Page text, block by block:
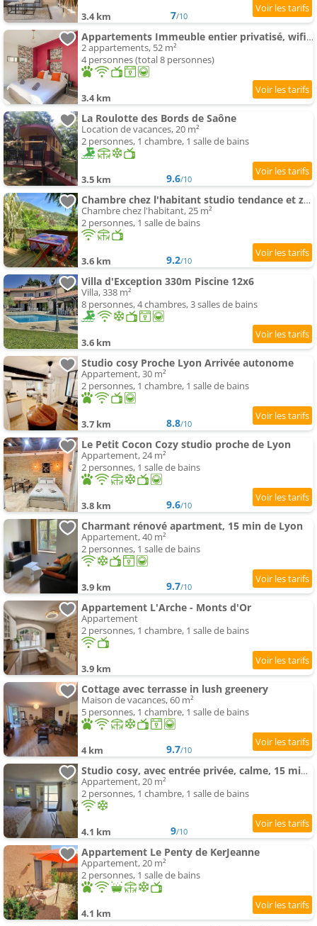
3.4 km 7/10
Appartements Immeuble entier privatisé, wifi haut débit, groupe, famille
2 appartements, 52 m²
4 personnes (total 8 personnes)
3.4 km
La Roulotte des Bords de Saône
Location de vacances, 20 m²
2 personnes, 1 chambre, 1 salle de bains
3.5 km 9.6/10
Chambre chez l'habitant studio tendance et zen
Chambre chez l'habitant, 25 m²
2 personnes, 1 salle de bains
3.6 km 9.2/10
Villa d'Exception 330m Piscine 12x6
Villa, 338 m²
8 personnes, 4 chambres, 3 salles de bains
3.6 km
Studio cosy Proche Lyon Arrivée autonome
Appartement, 30 m²
2 personnes, 1 chambre, 1 salle de bains
3.7 km 8.8/10
Le Petit Cocon Cozy studio proche de Lyon
Appartement, 24 m²
2 personnes, 1 salle de bains
3.8 km 9.6/10
Charmant rénové apartment, 15 min de Lyon
Appartement, 40 m²
2 personnes, 1 salle de bains
3.9 km 9.7/10
Appartement L'Arche - Monts d'Or
Appartement
2 personnes, 1 chambre, 1 salle de bains
3.9 km
Cottage avec terrasse in lush greenery
Maison de vacances, 60 m²
5 personnes, 1 chambre, 1 salle de bains
4 km 9.7/10
Studio cosy, avec entrée privée, calme, 15 min de Lyon, possibilité facture
Appartement, 20 m²
2 personnes, 1 chambre, 1 salle de bains
4.1 km 9/10
Appartement Le Penty de KerJeanne
Appartement, 20 m²
2 personnes, 1 salle de bains
4.1 km